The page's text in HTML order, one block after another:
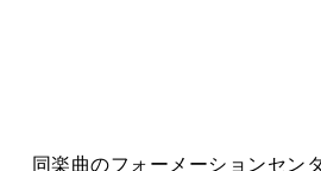
同楽曲のフォーメーションセン